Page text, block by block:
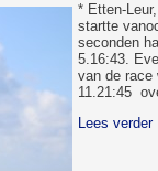
* Etten-
startte
seconden
5.16:43.
van de race
11.21:45
Lees verder